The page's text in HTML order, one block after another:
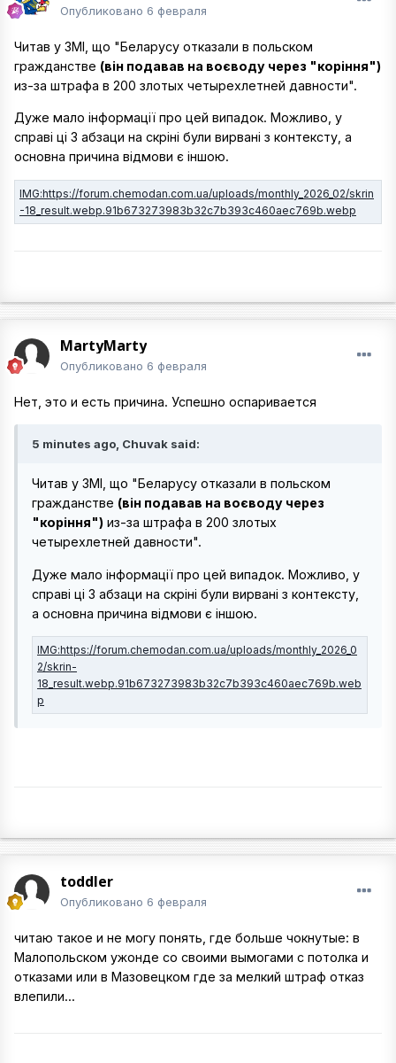
Опубликовано 6 февраля
Читав у ЗМІ, що "Беларусу отказали в польском
гражданстве (він подавав на воєводу через "коріння")
из-за штрафа в 200 злотых четырехлетней давности".
Дуже мало інформації про цей випадок. Можливо, у
справі ці 3 абзаци на скріні були вирвані з контексту, а
основна причина відмови є іншою.
MartyMarty
Опубликовано 6 февраля
Нет, это и есть причина. Успешно оспаривается
5 minutes ago, Chuvak said:
Читав у ЗМІ, що "Беларусу отказали в польском
гражданстве (він подавав на воєводу через
"коріння") из-за штрафа в 200 злотых
четырехлетней давности".
Дуже мало інформації про цей випадок. Можливо, у
справі ці 3 абзаци на скріні були вирвані з контексту,
а основна причина відмови є іншою.
toddler
Опубликовано 6 февраля
читаю такое и не могу понять, где больше чокнутые: в
Малопольском ужонде со своими вымогами с потолка и
отказами или в Мазовецком где за мелкий штраф отказ
влепили...